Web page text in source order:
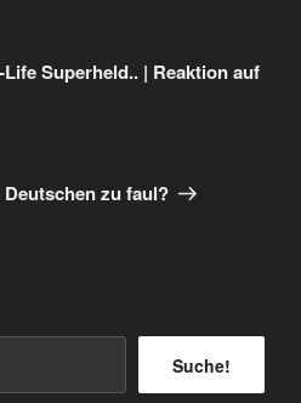
Superheld.. | Reaktion auf
zu faul?
Suche!